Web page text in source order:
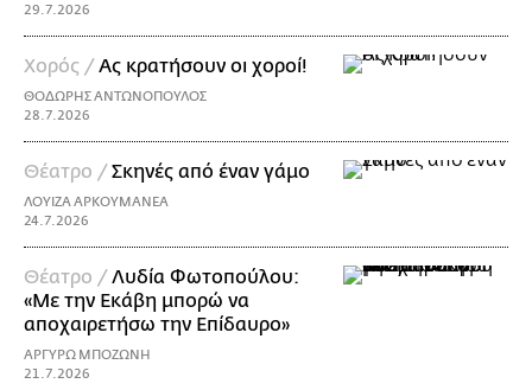
29.7.2026
Χορός /Ας κρατήσουν οι χοροί!
ΘΟΔΩΡΗΣ ΑΝΤΩΝΟΠΟΥΛΟΣ
28.7.2026
Θέατρο /Σκηνές από έναν γάμο
ΛΟΥΙΖΑ ΑΡΚΟΥΜΑΝΕΑ
24.7.2026
Θέατρο /Λυδία Φωτοπούλου:
«Με την Εκάβη μπορώ να
αποχαιρετήσω την Επίδαυρο»
ΑΡΓΥΡΩ ΜΠΟΖΩΝΗ
21.7.2026